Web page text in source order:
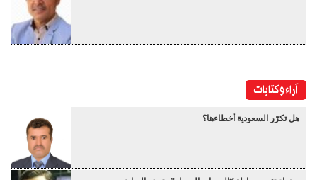
آراء وكتابات
هل تكرّر السعودية أخطاءها؟